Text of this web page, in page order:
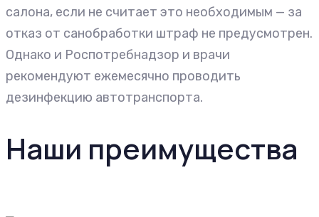
салона, если не считает это необходимым — за
отказ от санобработки штраф не предусмотрен.
Однако и Роспотребнадзор и врачи
рекомендуют ежемесячно проводить
дезинфекцию автотранспорта.
Наши преимущества